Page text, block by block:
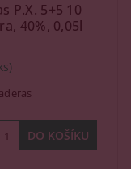
P.X. 5+5 10
40%, 0,05l